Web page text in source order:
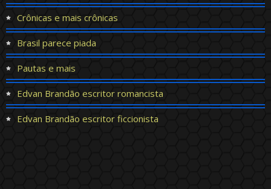
Crônicas e mais crônicas
Brasil parece piada
Pautas e mais
Edvan Brandão escritor romancista
Edvan Brandão escritor ficcionista